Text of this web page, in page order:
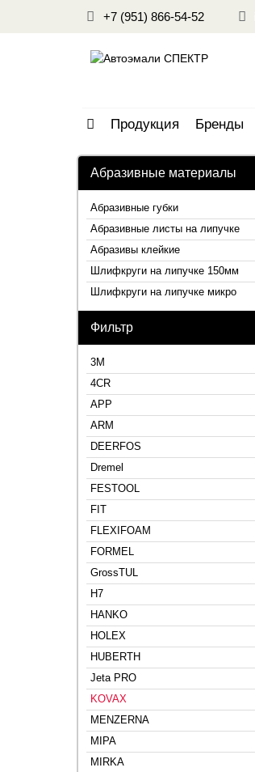
+7 (951) 866-54-52
Продукция Бренды
Абразивные материалы
Абразивные губки
Абразивные листы на липучке
Абразивы клейкие
Шлифкруги на липучке 150мм
Шлифкруги на липучке микро
Фильтр
3М
4CR
APP
ARM
DEERFOS
Dremel
FESTOOL
FIT
FLEXIFOAM
FORMEL
GrossTUL
H7
HANKO
HOLEX
HUBERTH
Jeta PRO
KOVAX
MENZERNA
MIPA
MIRKA